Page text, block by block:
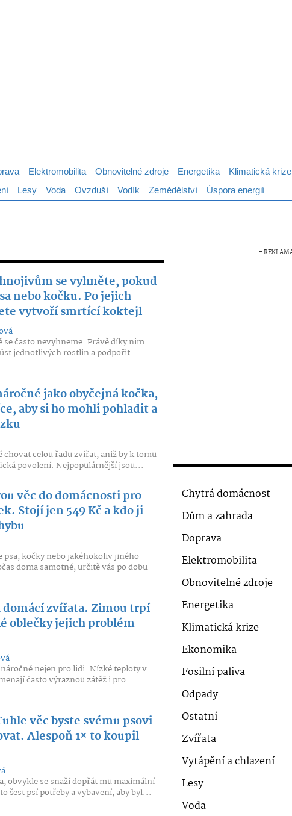
Elektromobilita Obnovitelné zdroje Energetika Klimatická krize
Lesy Voda Ovzduší Vodík Zemědělství Úspora energií
se vyhněte, pokud
nebo kočku. Po jejich
vytvoří smrtící koktejl
často nevyhneme. Právě díky nim
jednotlivých rostlin a podpořit
jako obyčejná kočka,
aby si ho mohli pohladit a
chovat celou řadu zvířat, aniž by k tomu
povolení. Nejpopulárnější jsou...
věc do domácnosti pro
Stojí jen 549 Kč a kdo ji
psa, kočky nebo jakéhokoliv jiného
doma samotné, určitě vás po dobu
zvířata. Zimou trpí
oblečky jejich problém
nejen pro lidi. Nízké teploty v
často výraznou zátěž i pro
věc byste svému psovi
Alespoň 1× to koupil
obvykle se snaží dopřát mu maximální
šest psí potřeby a vybavení, aby byl...
Chytrá domácnost
Dům a zahrada
Doprava
Elektromobilita
Obnovitelné zdroje
Energetika
Klimatická krize
Ekonomika
Fosilní paliva
Odpady
Ostatní
Zvířata
Vytápění a chlazení
Lesy
Voda